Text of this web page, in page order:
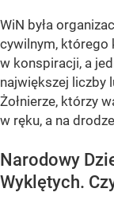
WiN była
cywilnym, którego
w konspiracji, a
największej liczby
Żołnierze, którzy
w ręku, a na
Narodowy
Wyklętych.